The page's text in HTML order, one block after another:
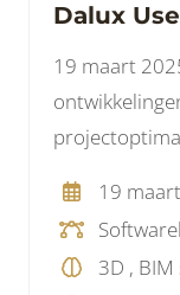
Dalux
19 maart
19